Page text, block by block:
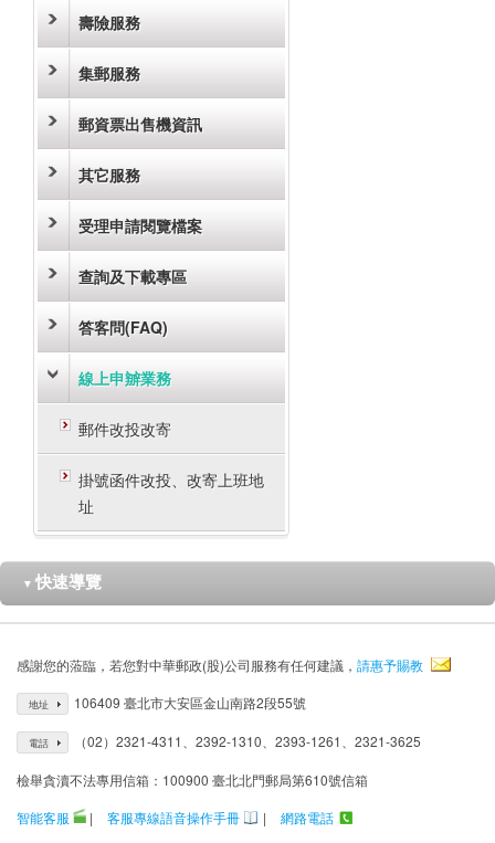
壽險服務
集郵服務
郵資票出售機資訊
其它服務
受理申請閱覽檔案
查詢及下載專區
答客問(FAQ)
線上申辧業務
郵件改投改寄
掛號函件改投、改寄上班地
址
▼ 快速導覽
感謝您的蒞臨，若您對中華郵政(股)公司服務有任何建議， 請惠予賜教
地址 106409 臺北市大安區金山南路2段55號
電話 （02）2321-4311、2392-1310、2393-1261、2321-3625
檢舉貪瀆不法專用信箱：100900 臺北北門郵局第610號信箱
智能客服
| 客服專線語音操作手冊 | 網路電話